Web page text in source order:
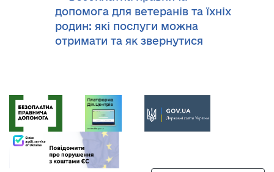
допомога для ветеранів та їхніх
родин: які послуги можна
отримати та як звернутися